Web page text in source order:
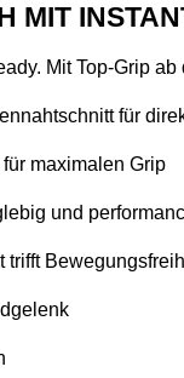
MIT
Mit Top-Grip
für
maximalen Grip
und
trifft